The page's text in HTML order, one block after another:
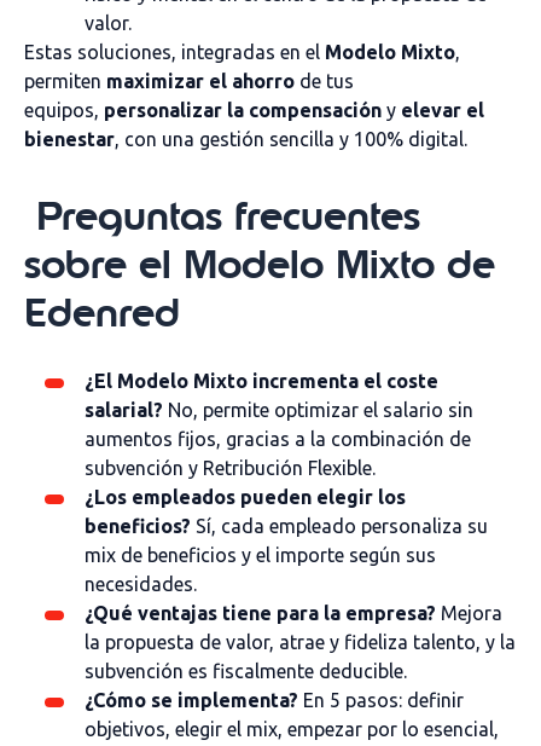
valor.
Estas soluciones, integradas en el Modelo Mixto,
permiten maximizar el ahorro de tus
equipos, personalizar la compensación y elevar el
bienestar, con una gestión sencilla y 100% digital.
Preguntas frecuentes
sobre el Modelo Mixto de
Edenred
¿El Modelo Mixto incrementa el coste
salarial? No, permite optimizar el salario sin
aumentos fijos, gracias a la combinación de
subvención y Retribución Flexible.
¿Los empleados pueden elegir los
beneficios? Sí, cada empleado personaliza su
mix de beneficios y el importe según sus
necesidades.
¿Qué ventajas tiene para la empresa? Mejora
la propuesta de valor, atrae y fideliza talento, y la
subvención es fiscalmente deducible.
¿Cómo se implementa? En 5 pasos: definir
objetivos, elegir el mix, empezar por lo esencial,